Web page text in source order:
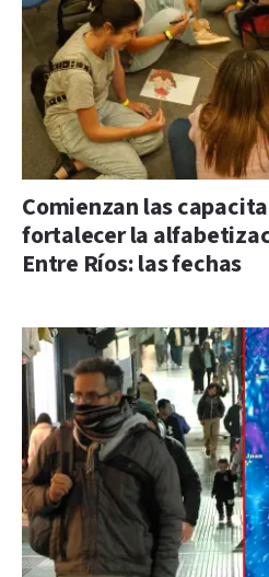
Comienzan las
fortalecer la
Entre Ríos: las fechas